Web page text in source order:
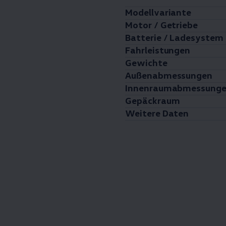
Modellvariante
Motor / Getriebe
Batterie / Ladesystem
Fahrleistungen
Gewichte
Außenabmessungen
Gepäckraum
Weitere Daten